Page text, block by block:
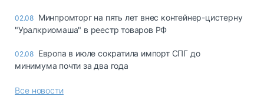
02.08 Минпромторг на пять лет внес контейнер-цистерну
"Уралкриомаша" в реестр товаров РФ
02.08 Европа в июле сократила импорт СПГ до
минимума почти за два года
Все новости